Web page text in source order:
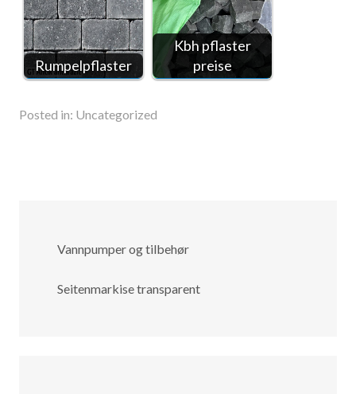
Rumpelpflaster
Kbh pflaster
preise
Posted in: Uncategorized
Vannpumper og tilbehør
Seitenmarkise transparent